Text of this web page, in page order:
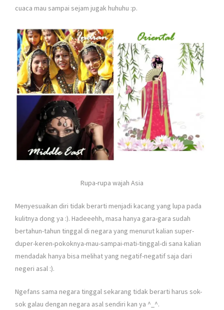
cuaca mau sampai sejam jugak huhuhu :p.
Rupa-rupa wajah Asia
Menyesuaikan diri tidak berarti menjadi kacang yang lupa pada
kulitnya dong ya :). Hadeeehh, masa hanya gara-gara sudah
bertahun-tahun tinggal di negara yang menurut kalian super-
duper-keren-pokoknya-mau-sampai-mati-tinggal-di sana kalian
mendadak hanya bisa melihat yang negatif-negatif saja dari
negeri asal :).
Ngefans sama negara tinggal sekarang tidak berarti harus sok-
sok galau dengan negara asal sendiri kan ya ^_^.